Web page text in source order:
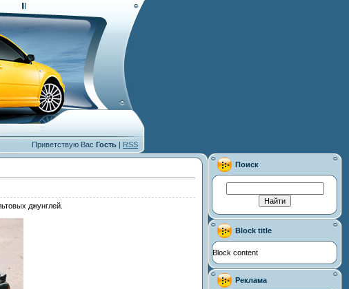
Приветствую Вас Гость | RSS
джунглей.
Поиск
Block title
Block content
Реклама